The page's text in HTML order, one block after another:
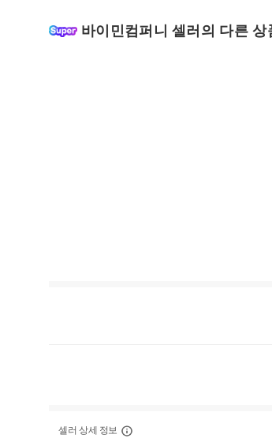
바이민컴퍼니 셀러의 다른 상
셀러 상세 정보